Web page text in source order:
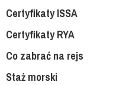
Certyfikaty ISSA
Certyfikaty RYA
Co zabrać na rejs
Staż morski